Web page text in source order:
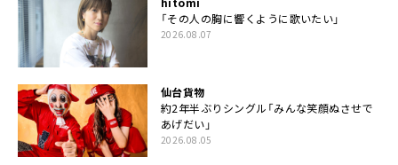
「その人の胸に響くように歌いたい」
2026.08.07
仙台貨物
約2年半ぶりシングル「みんな笑顔ぬさせで
あげだい」
2026.08.05